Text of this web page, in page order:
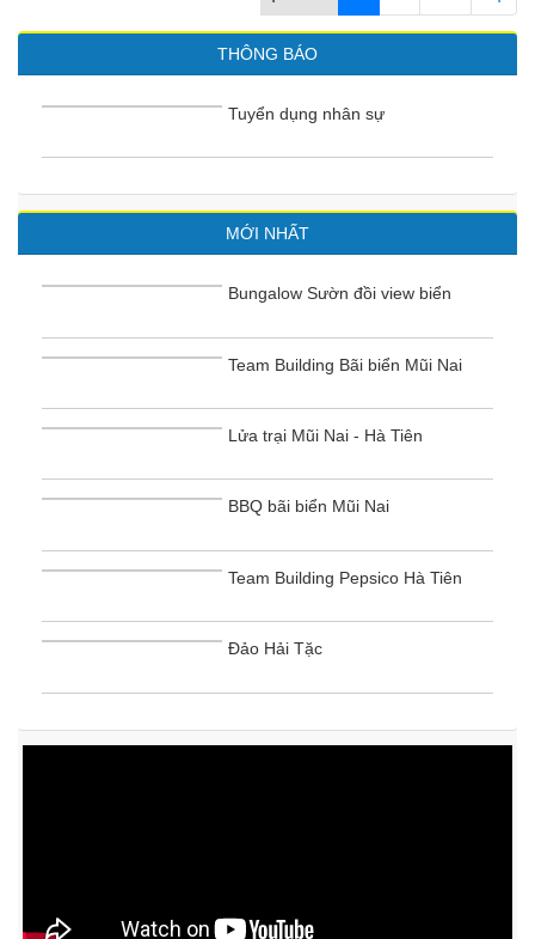
THÔNG BÁO
Tuyển dụng nhân sự
MỚI NHẤT
Bungalow Sườn đồi view biển
Team Building Bãi biển Mũi Nai
Lửa trại Mũi Nai - Hà Tiên
BBQ bãi biển Mũi Nai
Team Building Pepsico Hà Tiên
Đảo Hải Tặc